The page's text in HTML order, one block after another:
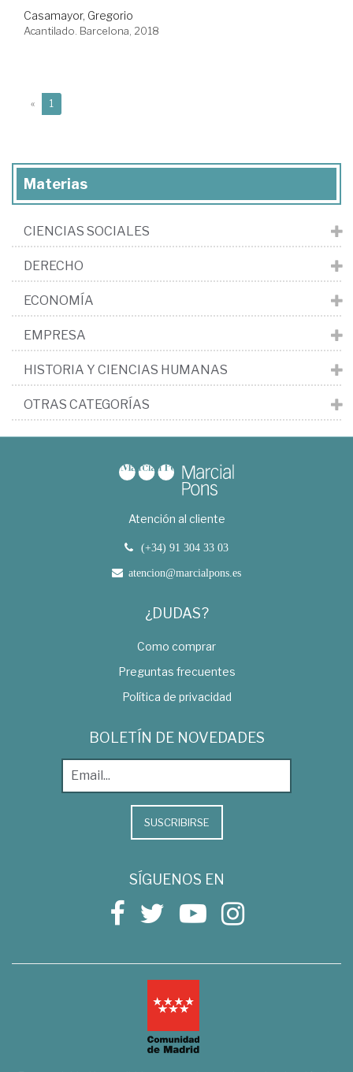
Casamayor, Gregorio
Acantilado. Barcelona, 2018
« 1
Materias
CIENCIAS SOCIALES
DERECHO
ECONOMÍA
EMPRESA
HISTORIA Y CIENCIAS HUMANAS
OTRAS CATEGORÍAS
Atención al cliente
(+34) 91 304 33 03
atencion@marcialpons.es
¿DUDAS?
Como comprar
Preguntas frecuentes
Política de privacidad
BOLETÍN DE NOVEDADES
SUSCRIBIRSE
SÍGUENOS EN